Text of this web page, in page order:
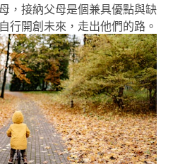
，接納父母是個兼具優點與缺
行開創未來，走出他們的路。